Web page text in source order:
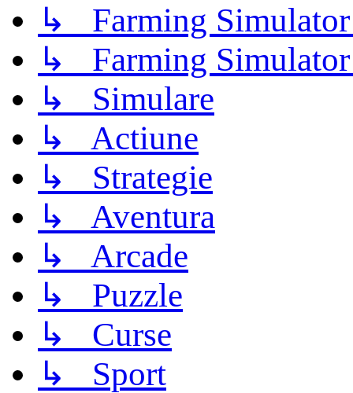
↳ Farming
↳ Farming
↳ Simulare
↳ Actiune
↳ Strategie
↳ Aventura
↳ Arcade
↳ Puzzle
↳ Curse
↳ Sport